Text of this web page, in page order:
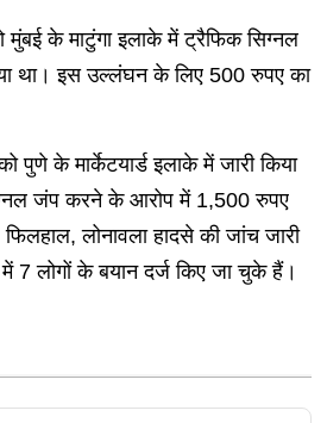
मुंबई के माटुंगा इलाके में ट्रैफिक सिग्नल
था। इस उल्लंघन के लिए 500 रुपए का
पुणे के मार्केटयार्ड इलाके में जारी किया
जंप करने के आरोप में 1,500 रुपए
लोनावला हादसे की जांच जारी
लोगों के बयान दर्ज किए जा चुके हैं।